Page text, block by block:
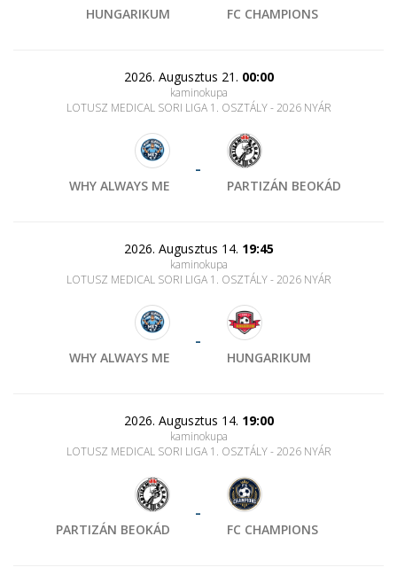
HUNGARIKUM FC CHAMPIONS
2026. Augusztus 21. 00:00
kaminokupa
LOTUSZ MEDICAL SORI LIGA 1. OSZTÁLY - 2026 NYÁR
WHY ALWAYS ME
-
PARTIZÁN BEOKÁD
2026. Augusztus 14. 19:45
kaminokupa
LOTUSZ MEDICAL SORI LIGA 1. OSZTÁLY - 2026 NYÁR
WHY ALWAYS ME
-
HUNGARIKUM
2026. Augusztus 14. 19:00
kaminokupa
LOTUSZ MEDICAL SORI LIGA 1. OSZTÁLY - 2026 NYÁR
PARTIZÁN BEOKÁD
-
FC CHAMPIONS